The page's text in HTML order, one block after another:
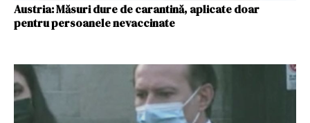
Austria: Măsuri dure de carantină, aplicate doar
pentru persoanele nevaccinate